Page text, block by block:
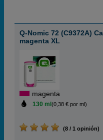
Q-Nomic 72 (C9372A)
magenta XL
magenta
130 ml (0,38 € por ml)
(8 / 1 opinión)